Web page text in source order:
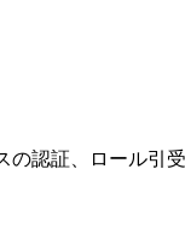
の認証、ロール